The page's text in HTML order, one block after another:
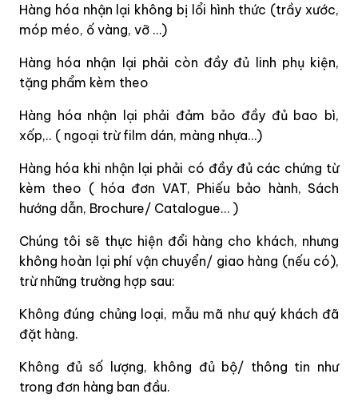
Hàng hóa nhận lại không bị lổi hình thức (trầy xước,
móp méo, ố vàng, vỡ …)
Hàng hóa nhận lại phải còn đầy đủ linh phụ kiện,
tặng phẩm kèm theo
Hàng hóa nhận lại phải đảm bảo đầy đủ bao bì,
xốp,.. ( ngoại trừ film dán, màng nhựa…)
Hàng hóa khi nhận lại phải có đầy đủ các chứng từ
kèm theo ( hóa đơn VAT, Phiếu bảo hành, Sách
hướng dẫn, Brochure/ Catalogue… )
Chúng tôi sẽ thực hiện đổi hàng cho khách, nhưng
không hoàn lại phí vận chuyển/ giao hàng (nếu có),
trừ những trường hợp sau:
Không đúng chủng loại, mẫu mã như quý khách đã
đặt hàng.
Không đủ số lượng, không đủ bộ/ thông tin như
trong đơn hàng ban đầu.